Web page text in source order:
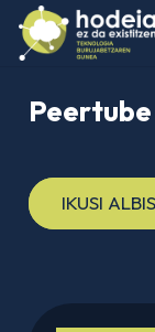
Peertube
IKUSI